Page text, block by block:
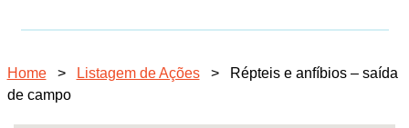
Home > Listagem de Ações >
Répteis e anfíbios – saída
de campo